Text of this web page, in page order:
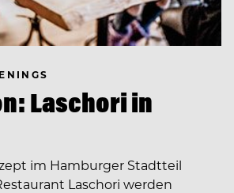
Laschori in
im Hamburger Stadtteil
Laschori werden